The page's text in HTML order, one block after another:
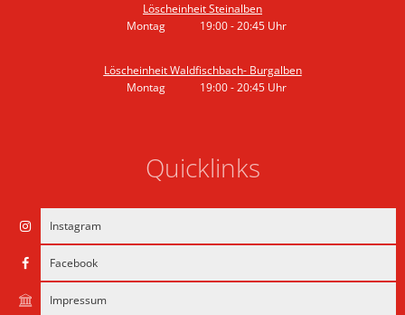
Löscheinheit Steinalben
Montag
19:00-20:45 Uhr
Löscheinheit Waldfischbach- Burgalben
Montag
19:00-20:45 Uhr
Quicklinks
Instagram
Facebook
Impressum